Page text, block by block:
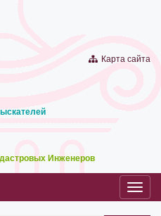
Карта сайта
Инженеров